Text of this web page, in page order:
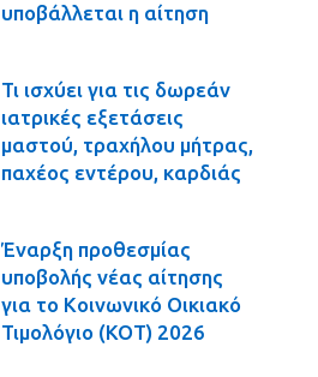
υποβάλλεται η αίτηση
Τι ισχύει για τις δωρεάν
ιατρικές εξετάσεις
μαστού, τραχήλου μήτρας,
παχέος εντέρου, καρδιάς
Έναρξη προθεσμίας
υποβολής νέας αίτησης
για το Κοινωνικό Οικιακό
Τιμολόγιο (ΚΟΤ) 2026